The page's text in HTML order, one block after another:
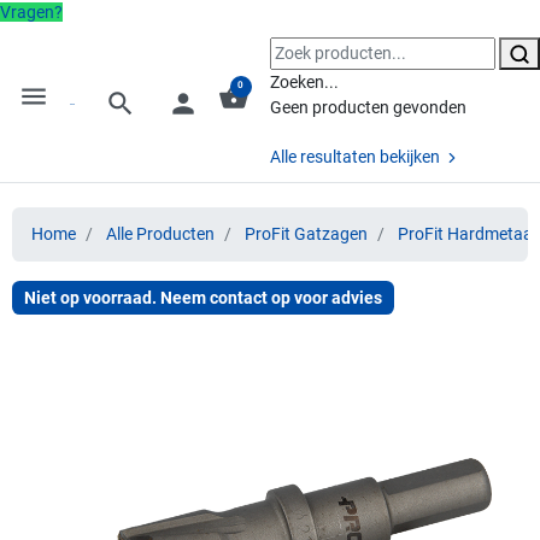
Vragen?
menu search person shopping_basket
0
Zoeken...
Geen producten gevonden
Alle resultaten bekijken
Home Alle Producten ProFit Gatzagen ProFit Hardmetaal
Niet op voorraad. Neem contact op voor advies